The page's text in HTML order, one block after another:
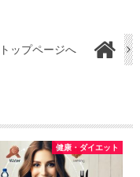
トップページへ
健康・ダイエット